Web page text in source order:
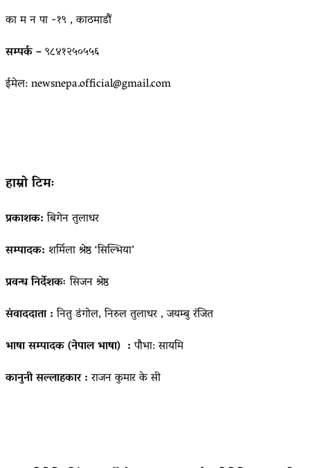
का म न पा -१९ , काठमाडौं
सम्पर्क –९८४१२५०५५६
ईमेल: newsnepa.official@gmail.com
हाम्रो टिमः
प्रकाशक:बिगेन तुलाधर
सम्पादक: शर्मिला श्रेष्ठ ‘सिल्भिया’
प्रवन्ध निर्देशकःसिजन श्रेष्ठ
संवाददाता :नितु डंगोल, निरुल तुलाधर , जयम्बु रंजित
भाषा सम्पादक (नेपाल भाषा) :पौभा: सायमि
कानुनी सल्लाहकार :राजन कुमार के सी